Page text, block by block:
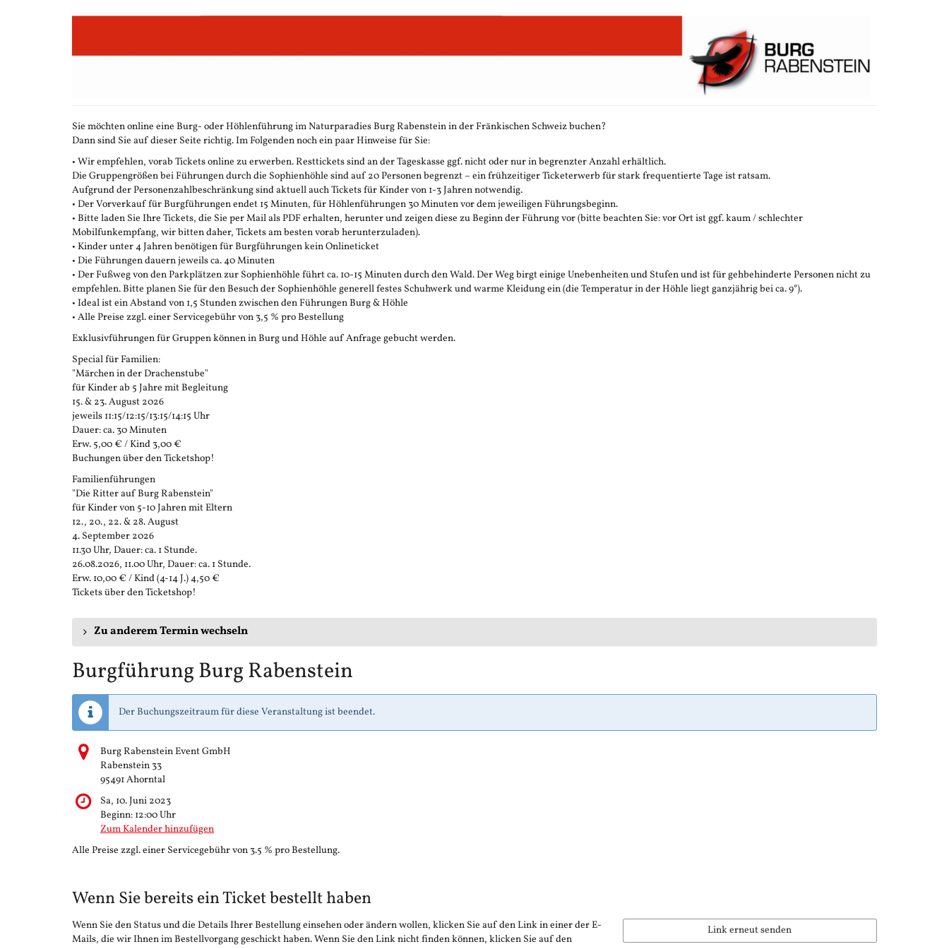
Sie möchten online eine Burg- oder Höhlenführung im Naturparadies Burg Rabenstein in der Fränkischen Schweiz buchen?
Dann sind Sie auf dieser Seite richtig. Im Folgenden noch ein paar Hinweise für Sie:
• Wir empfehlen, vorab Tickets online zu erwerben. Resttickets sind an der Tageskasse ggf. nicht oder nur in begrenzter Anzahl erhältlich.
Die Gruppengrößen bei Führungen durch die Sophienhöhle sind auf 20 Personen begrenzt – ein frühzeitiger Ticketerwerb für stark frequentierte Tage ist ratsam.
Aufgrund der Personenzahlbeschränkung sind aktuell auch Tickets für Kinder von 1-3 Jahren notwendig.
• Der Vorverkauf für Burgführungen endet 15 Minuten, für Höhlenführungen 30 Minuten vor dem jeweiligen Führungsbeginn.
• Bitte laden Sie Ihre Tickets, die Sie per Mail als PDF erhalten, herunter und zeigen diese zu Beginn der Führung vor (bitte beachten Sie: vor Ort ist ggf. kaum / schlechter
Mobilfunkempfang, wir bitten daher, Tickets am besten vorab herunterzuladen).
• Kinder unter 4 Jahren benötigen für Burgführungen kein Onlineticket
• Die Führungen dauern jeweils ca. 40 Minuten
• Der Fußweg von den Parkplätzen zur Sophienhöhle führt ca. 10-15 Minuten durch den Wald. Der Weg birgt einige Unebenheiten und Stufen und ist für gehbehinderte Personen nicht zu
empfehlen. Bitte planen Sie für den Besuch der Sophienhöhle generell festes Schuhwerk und warme Kleidung ein (die Temperatur in der Höhle liegt ganzjährig bei ca. 9°).
• Ideal ist ein Abstand von 1,5 Stunden zwischen den Führungen Burg & Höhle
• Alle Preise zzgl. einer Servicegebühr von 3,5 % pro Bestellung
Exklusivführungen für Gruppen können in Burg und Höhle auf Anfrage gebucht werden.
Special für Familien:
"Märchen in der Drachenstube"
für Kinder ab 5 Jahre mit Begleitung
15. & 23. August 2026
jeweils 11:15/12:15/13:15/14:15 Uhr
Dauer: ca. 30 Minuten
Erw. 5,00 € / Kind 3,00 €
Buchungen über den Ticketshop!
Familienführungen
"Die Ritter auf Burg Rabenstein"
für Kinder von 5-10 Jahren mit Eltern
12., 20., 22. & 28. August
4. September 2026
11.30 Uhr, Dauer: ca. 1 Stunde.
26.08.2026, 11.00 Uhr, Dauer: ca. 1 Stunde.
Erw. 10,00 € / Kind (4-14 J.) 4,50 €
Tickets über den Ticketshop!
Zu anderem Termin wechseln
Burgführung Burg Rabenstein
Der Buchungszeitraum für diese Veranstaltung ist beendet.
Burg Rabenstein Event GmbH
Rabenstein 33
95491 Ahorntal
Sa, 10. Juni 2023
Beginn: 12:00Uhr
Zum Kalender hinzufügen
Alle Preise zzgl. einer Servicegebühr von 3.5 % pro Bestellung.
Wenn Sie bereits ein Ticket bestellt haben
Wenn Sie den Status und die Details Ihrer Bestellung einsehen oder ändern wollen, klicken Sie auf den Link in einer der E-
Mails, die wir Ihnen im Bestellvorgang geschickt haben. Wenn Sie den Link nicht finden können, klicken Sie auf den
Link erneut senden